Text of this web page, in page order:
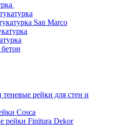
San Marco
рейки для стен и
Cosca
рейки Finitura Dekor